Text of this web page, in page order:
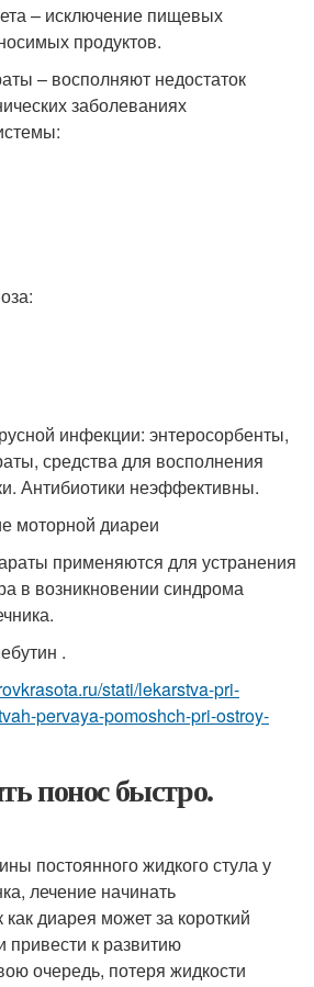
– исключение пищевых
продуктов.
– восполняют недостаток
заболеваниях
инфекции: энтеросорбенты,
средства для восполнения
Антибиотики неэффективны.
моторной диареи
применяются для устранения
в возникновении синдрома
.
stati/lekarstva-pri-
pervaya-pomoshch-pri-ostroy-
понос быстро.
постоянного жидкого стула у
лечение начинать
как диарея может за короткий
к развитию
очередь, потеря жидкости